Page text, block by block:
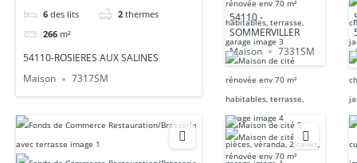
6 des lits 2 thermes
266 m²
54110-ROSIERES AUX SALINES
Maison
7317SM
54110 -
SOMMERVILLER
Maison
7331SM